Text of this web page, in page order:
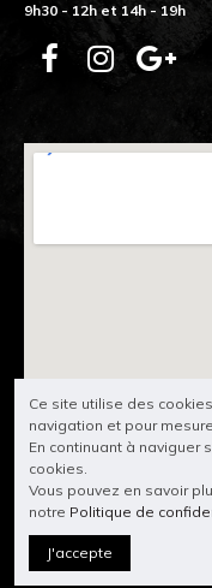
9h30 - 12h et 14h - 19h
Ce site utilise des
navigation et pour
En continuant à naviguer
cookies.
Vous pouvez en savoir
notre Politique de
J'accepte